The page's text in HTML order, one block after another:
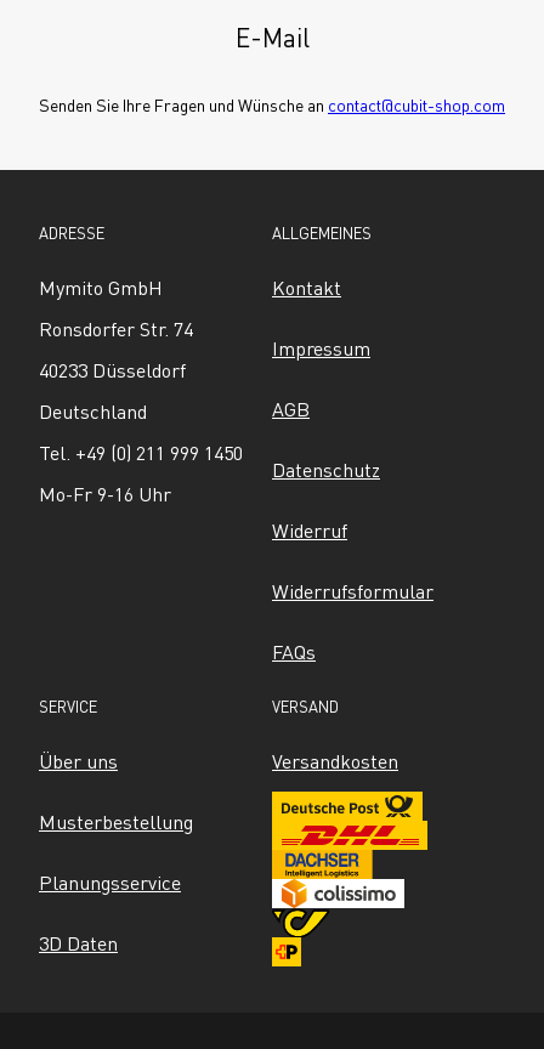
E-Mail
Senden Sie Ihre Fragen und Wünsche an contact@cubit-shop.com
ADRESSE
Mymito GmbH
Ronsdorfer Str. 74
40233 Düsseldorf
Deutschland
Tel. +49 (0) 211 999 1450
Mo-Fr 9-16 Uhr
ALLGEMEINES
Kontakt
Impressum
AGB
Datenschutz
Widerruf
Widerrufsformular
FAQs
SERVICE
Über uns
Musterbestellung
Planungsservice
3D Daten
VERSAND
Versandkosten